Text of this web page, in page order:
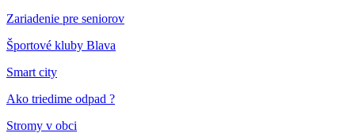
Zariadenie pre seniorov
Športové kluby Blava
Smart city
Ako triedime odpad ?
Stromy v obci